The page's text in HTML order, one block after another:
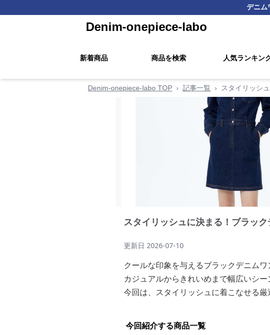
デニム
Denim-onepiece-labo
新着商品 商品を検索 人気ランキン
Denim-onepiece-labo TOP › 記事一覧 › スタイリッシ
スタイリッシュに決まる！ブラッ
更新日 2026-07-10
クールな印象を与えるブラックデニム
カジュアルからきれいめまで幅広いシ
今回は、スタイリッシュに着こなせる
今回紹介する商品一覧